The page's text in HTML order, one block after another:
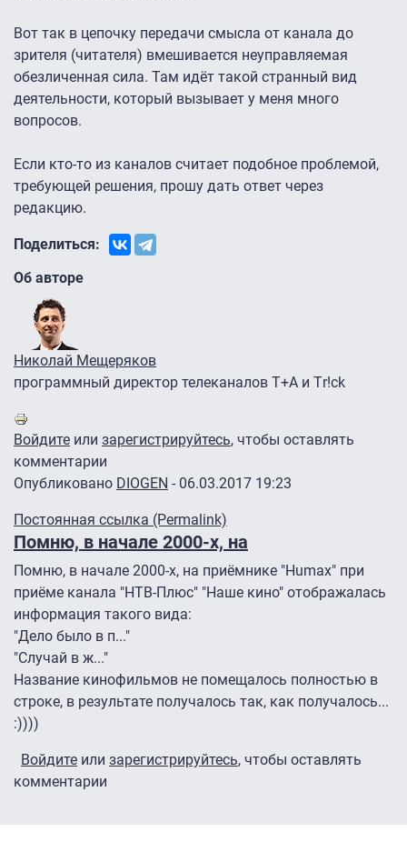
Вот так в цепочку передачи смысла от канала до
зрителя (читателя) вмешивается неуправляемая
обезличенная сила. Там идёт такой странный вид
деятельности, который вызывает у меня много
вопросов.
Если кто-то из каналов считает подобное проблемой,
требующей решения, прошу дать ответ через
редакцию.
Поделиться:
Об авторе
Николай Мещеряков
программный директор телеканалов Т+А и Тr!ck
Войдите или зарегистрируйтесь, чтобы оставлять
комментарии
Опубликовано DIOGEN - 06.03.2017 19:23
Постоянная ссылка (Permalink)
Помню, в начале 2000-х, на
Помню, в начале 2000-х, на приёмнике "Humax" при
приёме канала "НТВ-Плюс" "Наше кино" отображалась
информация такого вида:
"Дело было в п..."
"Случай в ж..."
Название кинофильмов не помещалось полностью в
строке, в результате получалось так, как получалось...
:))))
Войдите или зарегистрируйтесь, чтобы оставлять
комментарии